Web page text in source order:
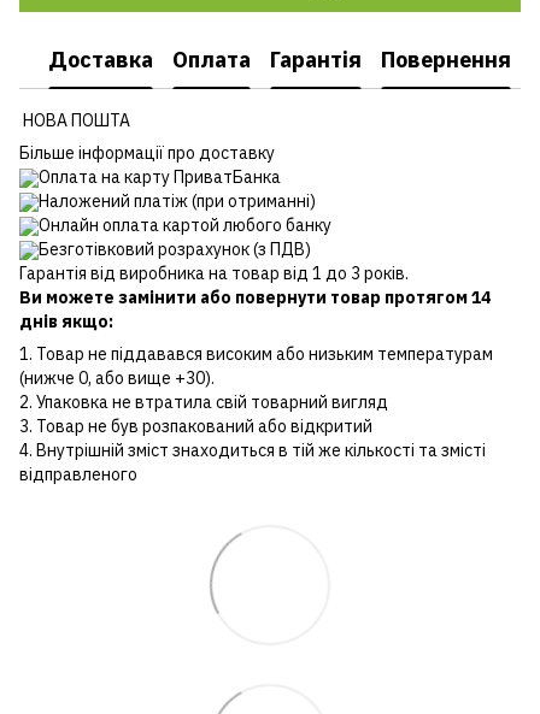
Доставка Оплата Гарантія Повернення
НОВА ПОШТА
Більше інформації про доставку
Оплата на карту ПриватБанка
Наложений платіж (при отриманні)
Онлайн оплата картой любого банку
Безготівковий розрахунок (з ПДВ)
Гарантія від виробника на товар від 1 до 3 років.
Ви можете замінити або повернути товар протягом 14
днів якщо:
1. Товар не піддавався високим або низьким температурам
(нижче 0, або вище +30).
2. Упаковка не втратила свій товарний вигляд
3. Товар не був розпакований або відкритий
4. Внутрішній зміст знаходиться в тій же кількості та змісті
відправленого